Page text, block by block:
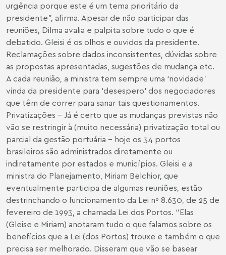
urgência porque este é um tema prioritário da
presidente”, afirma. Apesar de não participar das
reuniões, Dilma avalia e palpita sobre tudo o que é
debatido. Gleisi é os olhos e ouvidos da presidente.
Reclamações sobre dados inconsistentes, dúvidas sobre
as propostas apresentadas, sugestões de mudança etc.
A cada reunião, a ministra tem sempre uma ‘novidade’
vinda da presidente para ‘desespero’ dos negociadores
que têm de correr para sanar tais questionamentos.
Privatizações – Já é certo que as mudanças previstas não
vão se restringir à (muito necessária) privatização total ou
parcial da gestão portuária – hoje os 34 portos
brasileiros são administrados diretamente ou
indiretamente por estados e municípios. Gleisi e a
ministra do Planejamento, Miriam Belchior, que
eventualmente participa de algumas reuniões, estão
destrinchando o funcionamento da Lei nº 8.630, de 25 de
fevereiro de 1993, a chamada Lei dos Portos. “Elas
(Gleise e Miriam) anotaram tudo o que falamos sobre os
benefícios que a Lei (dos Portos) trouxe e também o que
precisa ser melhorado. Disseram que vão se basear